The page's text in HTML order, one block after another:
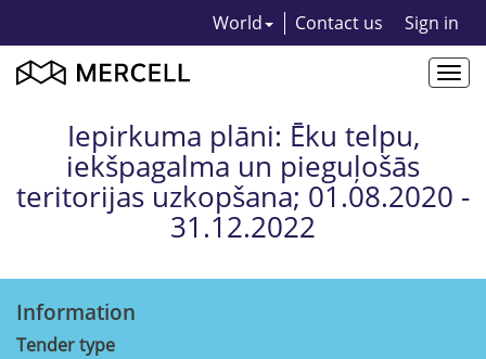
World Contact us Sign in
Iepirkuma plāni: Ēku telpu,
iekšpagalma un pieguļošās
teritorijas uzkopšana; 01.08.2020 -
31.12.2022
Information
Tender type